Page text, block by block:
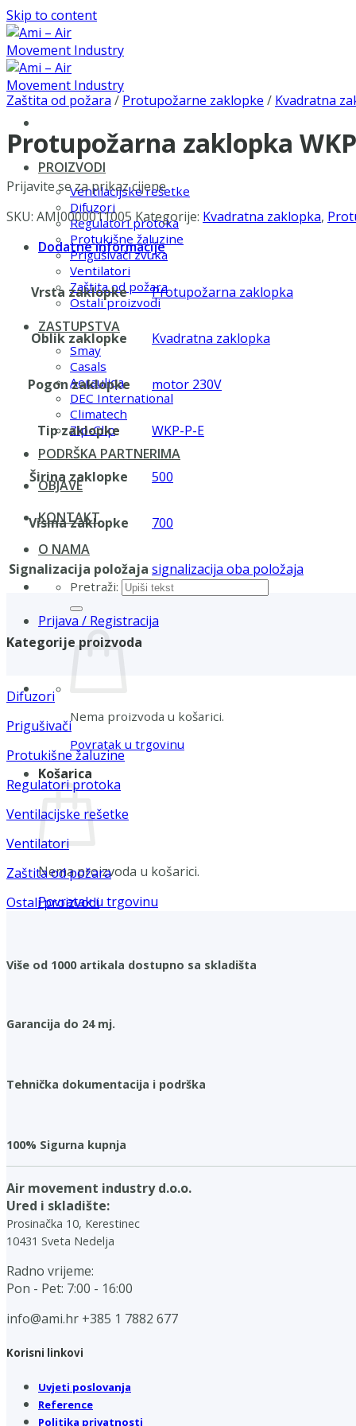
Skip to content
PROIZVODI
Ventilacijske rešetke
Difuzori
Regulatori protoka
Protukišne žaluzine
Prigušivači zvuka
Ventilatori
Zaštita od požara
Ostali proizvodi
ZASTUPSTVA
Smay
Casals
Aerauliqa
DEC International
Climatech
Zip-Clip
PODRŠKA PARTNERIMA
OBJAVE
KONTAKT
O NAMA
Pretraži:
Prijava / Registracija
Nema proizvoda u košarici.
Povratak u trgovinu
Košarica
Nema proizvoda u košarici.
Povratak u trgovinu
Zaštita od požara / Protupožarne zaklopke / Kvadratna
Protupožarna zaklopka
Prijavite se za prikaz cijene
SKU: AMI0000011005 Kategorije: Kvadratna zaklopka,
Dodatne informacije
Vrsta zaklopke Protupožarna zaklopka
Oblik zaklopke Kvadratna zaklopka
Pogon zaklopke motor 230V
Tip zaklopke WKP-P-E
Širina zaklopke 500
Visina zaklopke 700
Signalizacija položaja signalizacija oba položaja
Kategorije proizvoda
Difuzori
Prigušivači
Protukišne žaluzine
Regulatori protoka
Ventilacijske rešetke
Ventilatori
Zaštita od požara
Ostali proizvodi
Više od 1000 artikala dostupno sa skladišta
Garancija do 24 mj.
Tehnička dokumentacija i podrška
100% Sigurna kupnja
Air movement industry d.o.o.
Ured i skladište:
Prosinačka 10, Kerestinec
10431 Sveta Nedelja
Radno vrijeme:
Pon - Pet: 7:00 - 16:00
info@ami.hr +385 1 7882 677
Korisni linkovi
Uvjeti poslovanja
Reference
Politika privatnosti